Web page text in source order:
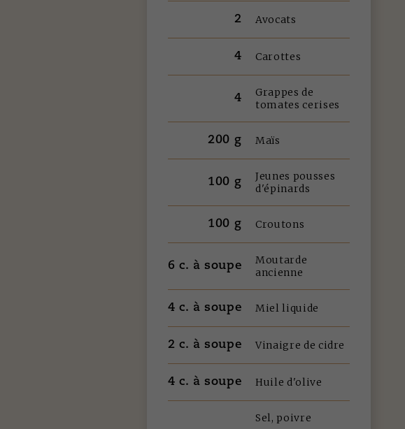
2 Avocats
4 Carottes
4
Grappes de
tomates cerises
200 g Maïs
100 g
Jeunes pousses
d'épinards
100 g Croutons
6 c. à soupe
Moutarde
ancienne
4 c. à soupe Miel liquide
2 c. à soupe Vinaigre de cidre
4 c. à soupe Huile d'olive
Sel, poivre